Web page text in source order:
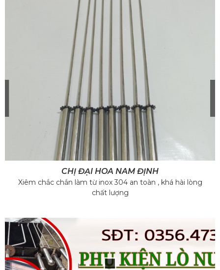
CHỊ ĐẠI HOA NAM ĐỊNH
Xiêm chắc chắn làm từ inox 304 an toàn , khá hài lòng
chất lượng